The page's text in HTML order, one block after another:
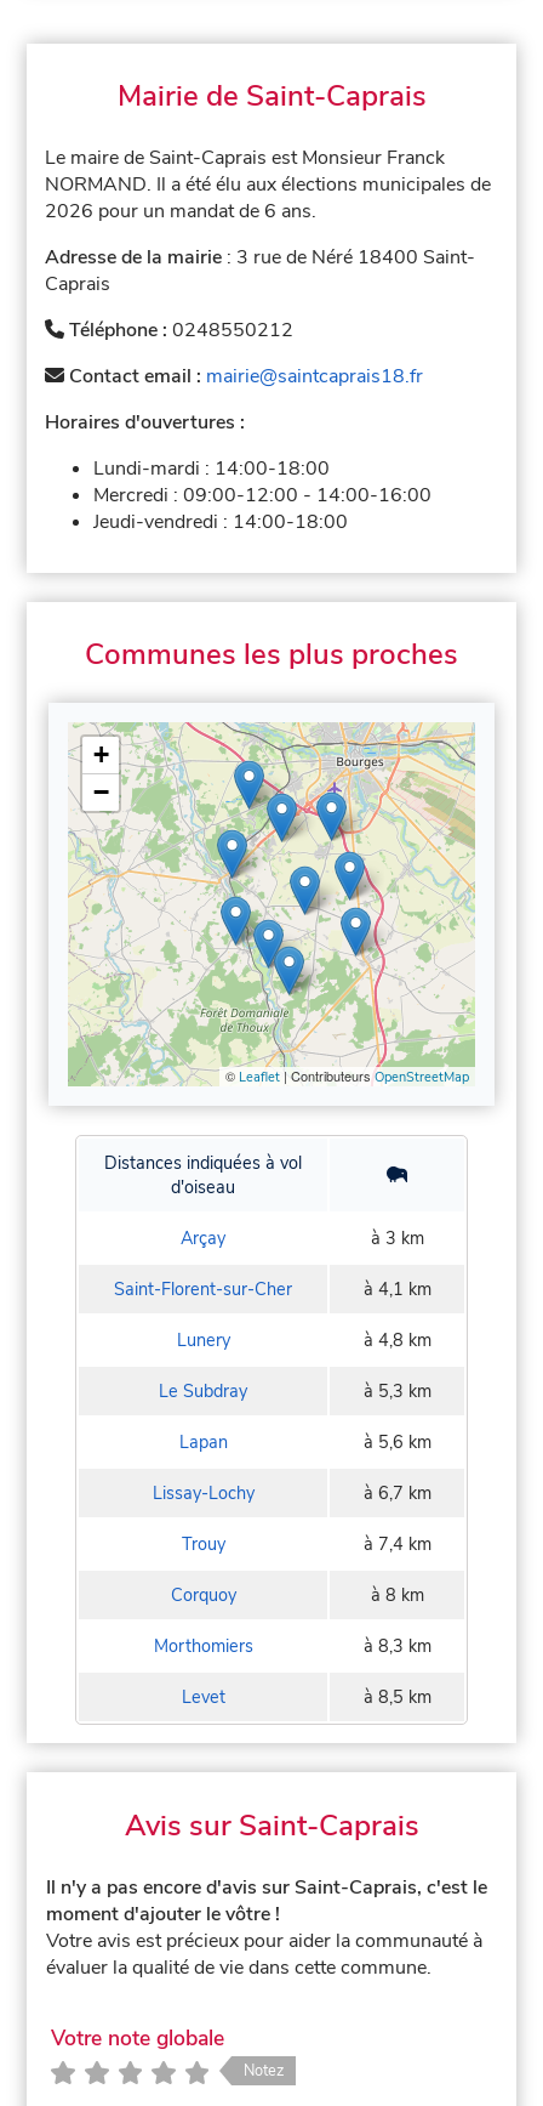
Mairie de Saint-Caprais
Le maire de Saint-Caprais est Monsieur Franck
NORMAND. Il a été élu aux élections municipales de
2026 pour un mandat de 6 ans.
Adresse de la mairie : 3 rue de Néré 18400 Saint-
Caprais
Téléphone :0248550212
Contact email : mairie@saintcaprais18.fr
Horaires d'ouvertures :
Lundi-mardi : 14:00-18:00
Mercredi :09:00-12:00 - 14:00-16:00
Jeudi-vendredi : 14:00-18:00
Communes les plus proches
+
−
© Leaflet| ContributeursOpenStreetMap
Distances indiquées à vol
d'oiseau
Arçay à 3 km
Saint-Florent-sur-Cher à 4,1 km
Lunery à 4,8 km
Le Subdray à 5,3 km
Lapan à 5,6 km
Lissay-Lochy à 6,7 km
Trouy à 7,4 km
Corquoy à 8 km
Morthomiers à 8,3 km
Levet à 8,5 km
Avis sur Saint-Caprais
Il n'y a pas encore d'avis sur Saint-Caprais, c'est le
moment d'ajouter le vôtre !
Votre avis est précieux pour aider la communauté à
évaluer la qualité de vie dans cette commune.
Votre note globale
Notez